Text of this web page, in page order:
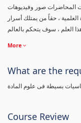
المحاضرات صور وفيديوهات
، حقاً من يمتلك أسرار
More
What are the
بسيطة فى علوم المادة
Course Review